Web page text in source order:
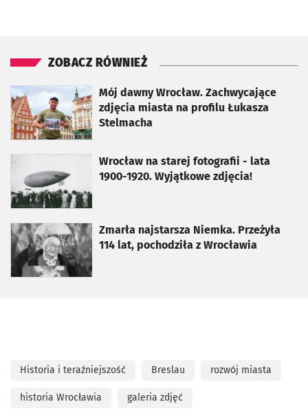
ZOBACZ RÓWNIEŻ
Mój dawny Wrocław. Zachwycające
zdjęcia miasta na profilu Łukasza
Stelmacha
otworzy się w nowej karcie
Wrocław na starej fotografii - lata
1900-1920. Wyjątkowe zdjęcia!
otworzy się w nowej karcie
Zmarła najstarsza Niemka. Przeżyła
114 lat, pochodziła z Wrocławia
otworzy się w nowej karcie
Historia i teraźniejszość Breslau rozwój miasta
historia Wrocławia galeria zdjęć